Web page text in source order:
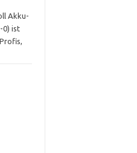
Akku-
0) ist